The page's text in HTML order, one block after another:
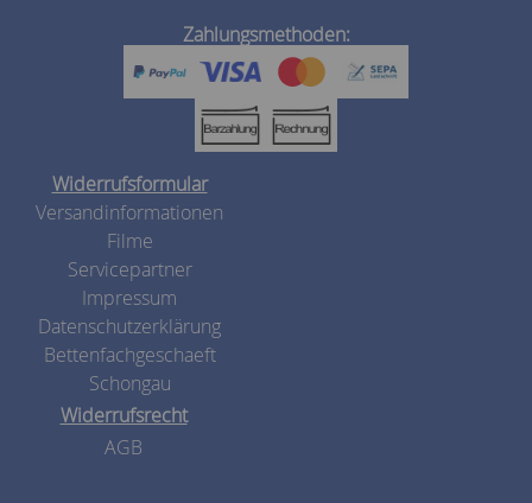
Zahlungsmethoden:
Widerrufsformular
Versandinformationen
Filme
Servicepartner
Impressum
Datenschutzerklärung
Bettenfachgeschaeft
Schongau
Widerrufsrecht
AGB